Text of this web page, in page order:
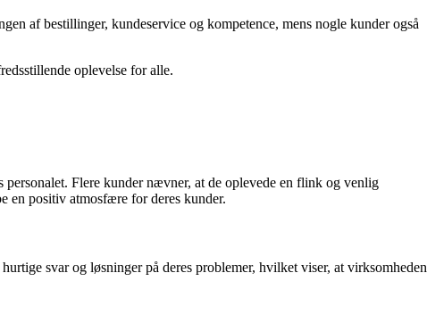
af bestillinger, kundeservice og kompetence, mens nogle kunder også
oplevelse for alle.
Flere kunder nævner, at de oplevede en flink og venlig
en positiv atmosfære for deres kunder.
svar og løsninger på deres problemer, hvilket viser, at virksomheden